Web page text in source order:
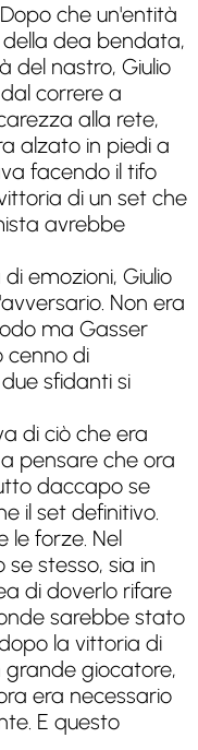
che un'entità
dea bendata,
del nastro, Giulio
correre a
alla rete,
alzato in piedi a
facendo il tifo
di un set che
avrebbe
emozioni, Giulio
Non era
ma Gasser
cenno di
sfidanti si
di ciò che era
pensare che ora
daccapo se
il set definitivo.
le forze. Nel
stesso, sia in
di doverlo rifare
sarebbe stato
la vittoria di
grande giocatore,
era necessario
E questo